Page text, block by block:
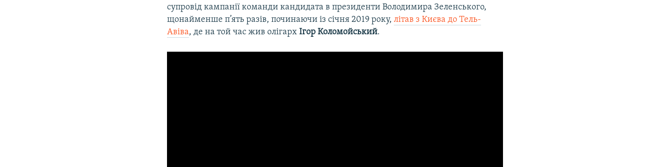
супровід кампанії команди кандидата в президенти Володимира Зеленського,
щонайменше п’ять разів, починаючи із січня 2019 року,літав з Києва до Тель-
Авіва, де на той час жив олігархІгор Коломойський.